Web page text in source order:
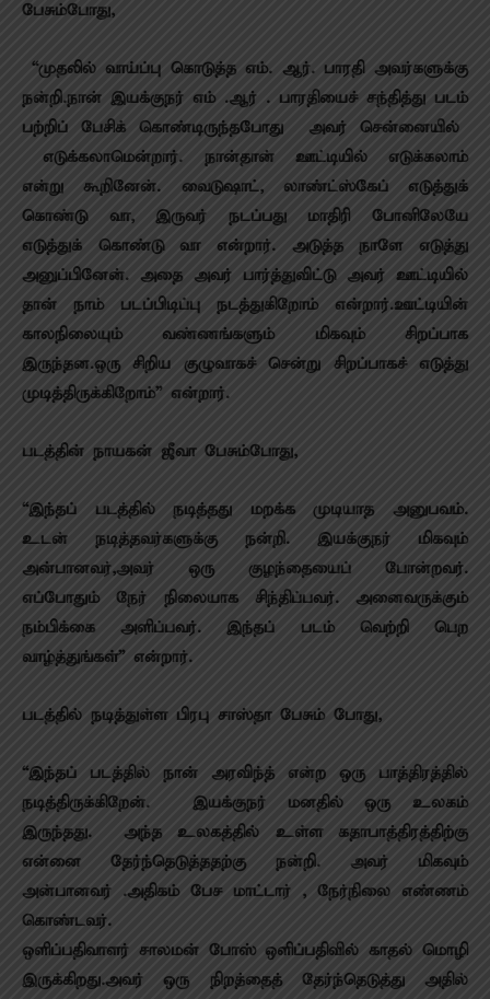
பேசும்போது,
“முதலில் வாய்ப்பு கொடுத்த எம். ஆர். பாரதி அவர்களுக்கு
நன்றி.நான் இயக்குநர் எம் .ஆர் . பாரதியைச் சந்தித்து படம்
பற்றிப் பேசிக் கொண்டிருந்தபோது அவர் சென்னையில்
எடுக்கலாமென்றார். நான்தான் ஊட்டியில் எடுக்கலாம்
என்று கூறினேன். வைடுஷாட், லாண்ட்ஸ்கேப் எடுத்துக்
கொண்டு வா, இருவர் நடப்பது மாதிரி போனிலேயே
எடுத்துக் கொண்டு வா என்றார். அடுத்த நாளே எடுத்து
அனுப்பினேன். அதை அவர் பார்த்துவிட்டு அவர் ஊட்டியில்
தான் நாம் படப்பிடிப்பு நடத்துகிறோம் என்றார்.ஊட்டியின்
காலநிலையும் வண்ணங்களும் மிகவும் சிறப்பாக
இருந்தன.ஒரு சிறிய குழுவாகச் சென்று சிறப்பாகச் எடுத்து
முடித்திருக்கிறோம்” என்றார்.
படத்தின் நாயகன் ஜீவா பேசும்போது,
“இந்தப் படத்தில் நடித்தது மறக்க முடியாத அனுபவம்.
உடன் நடித்தவர்களுக்கு நன்றி. இயக்குநர் மிகவும்
அன்பானவர்,அவர் ஒரு குழந்தையைப் போன்றவர்.
எப்போதும் நேர் நிலையாக சிந்திப்பவர். அனைவருக்கும்
நம்பிக்கை அளிப்பவர். இந்தப் படம் வெற்றி பெற
வாழ்த்துங்கள்” என்றார்.
படத்தில் நடித்துள்ள பிரபு சாஸ்தா பேசும் போது,
“இந்தப் படத்தில் நான் அரவிந்த் என்ற ஒரு பாத்திரத்தில்
நடித்திருக்கிறேன். இயக்குநர் மனதில் ஒரு உலகம்
இருந்தது. அந்த உலகத்தில் உள்ள கதாபாத்திரத்திற்கு
என்னை தேர்ந்தெடுத்ததற்கு நன்றி. அவர் மிகவும்
அன்பானவர் .அதிகம் பேச மாட்டார் , நேர்நிலை எண்ணம்
கொண்டவர்.
ஒளிப்பதிவாளர் சாலமன் போஸ் ஒளிப்பதிவில் காதல் மொழி
இருக்கிறது.அவர் ஒரு நிறத்தைத் தேர்ந்தெடுத்து அதில்